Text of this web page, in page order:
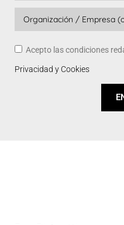
Acepto las condiciones
Privacidad y Cookies